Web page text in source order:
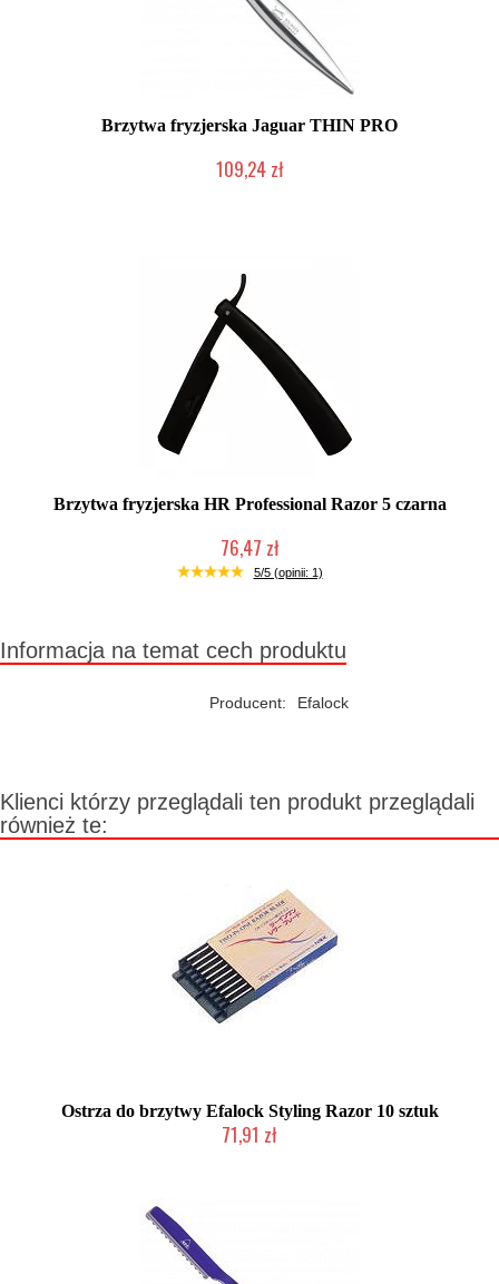
Brzytwa fryzjerska Jaguar THIN PRO
109,24 zł
Brzytwa fryzjerska HR Professional Razor 5 czarna
76,47 zł
Chwilowo niedostępny
5/5 (opinii: 1)
Informacja na temat cech produktu
Producent: Efalock
Klienci którzy przeglądali ten produkt przeglądali
również te:
Ostrza do brzytwy Efalock Styling Razor 10 sztuk
71,91 zł